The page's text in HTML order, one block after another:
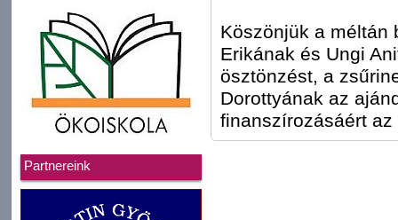
Partnereink
Köszönjük a méltán
Erikának és Ungi
ösztönzést, a
Dorottyának az
finanszírozásáért